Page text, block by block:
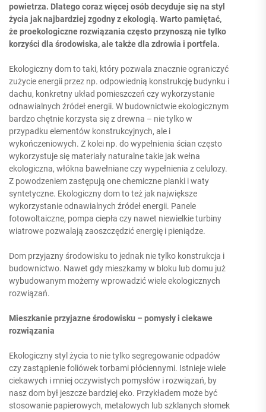
powietrza. Dlatego coraz więcej osób decyduje się na styl
życia jak najbardziej zgodny z ekologią. Warto pamiętać,
że proekologiczne rozwiązania często przynoszą nie tylko
korzyści dla środowiska, ale także dla zdrowia i portfela.
Ekologiczny dom to taki, który pozwala znacznie ograniczyć
zużycie energii przez np. odpowiednią konstrukcję budynku i
dachu, konkretny układ pomieszczeń czy wykorzystanie
odnawialnych źródeł energii. W budownictwie ekologicznym
bardzo chętnie korzysta się z drewna – nie tylko w
przypadku elementów konstrukcyjnych, ale i
wykończeniowych. Z kolei np. do wypełnienia ścian często
wykorzystuje się materiały naturalne takie jak wełna
ekologiczna, włókna bawełniane czy wypełnienia z celulozy.
Z powodzeniem zastępują one chemiczne pianki i waty
syntetyczne. Ekologiczny dom to też jak największe
wykorzystanie odnawialnych źródeł energii. Panele
fotowoltaiczne, pompa ciepła czy nawet niewielkie turbiny
wiatrowe pozwalają zaoszczędzić energię i pieniądze.
Dom przyjazny środowisku to jednak nie tylko konstrukcja i
budownictwo. Nawet gdy mieszkamy w bloku lub domu już
wybudowanym możemy wprowadzić wiele ekologicznych
rozwiązań.
Mieszkanie przyjazne środowisku – pomysły i ciekawe
rozwiązania
Ekologiczny styl życia to nie tylko segregowanie odpadów
czy zastąpienie foliówek torbami płóciennymi. Istnieje wiele
ciekawych i mniej oczywistych pomysłów i rozwiązań, by
nasz dom był jeszcze bardziej eko. Przykładem może być
stosowanie papierowych, metalowych lub szklanych słomek